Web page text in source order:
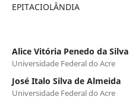
EPITACIOLÂNDIA
Alice Vitória Penedo da Silva
Universidade Federal do Acre
José Italo Silva de Almeida
Universidade Federal do Acre